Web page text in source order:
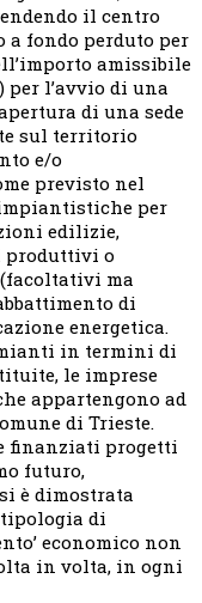
il centro
fondo perduto per
amissibile
per l’avvio di una
di una sede
sul territorio
e/o
previsto nel
per
edilizie,
produttivi o
ma
di
energetica.
in termini di
le imprese
appartengono ad
di Trieste.
finanziati progetti
futuro,
è dimostrata
di
economico non
in volta, in ogni